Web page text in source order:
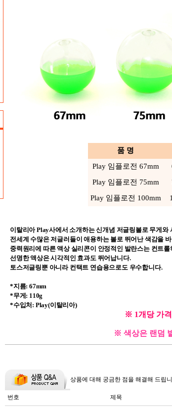
품 명
Play 임플로전 67mm
Play 임플로전 75mm
Play 임플로전 100mm
이탈리아 Play사에서 소개하는 신개념 저글링볼로 무게와
전세계 수많은 저글러들이 애용하는 볼로 뛰어난 색감을
중력원리에 따른 액상 실리콘이 안정적인 발란스는 컨트
선명한 액상은 시각적인 효과도 뛰어납니다.
토스저글링뿐 아니라 컨택트 연습용으로도 우수합니다.
*지름: 67mm
*무게: 110g
*수입처: Play(이탈리아)
※ 1개당 가
※ 색상은 랜덤
상품에 대해 궁금한 점을 해결해 드립
번호 제목